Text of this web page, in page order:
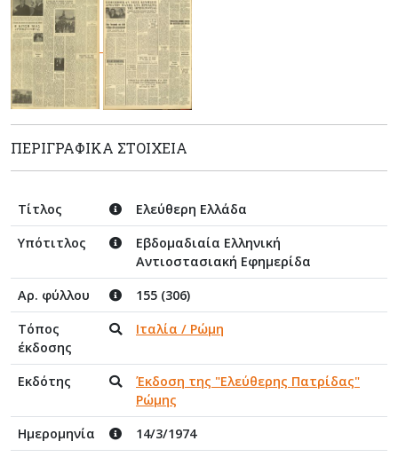
ΠΕΡΙΓΡΑΦΙΚΆ ΣΤΟΙΧΕΊΑ
Τίτλος
Ελεύθερη Ελλάδα
Υπότιτλος
Εβδομαδιαία Ελληνική
Αντιοστασιακή Εφημερίδα
Αρ. φύλλου
155 (306)
Τόπος
έκδοσης
Ιταλία / Ρώμη
Εκδότης
Έκδοση της "Ελεύθερης Πατρίδας"
Ρώμης
Ημερομηνία
14/3/1974